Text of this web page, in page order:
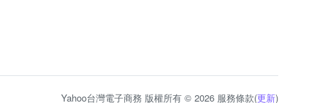
Yahoo台灣電子商務 版權所有 © 2026 服務條款(更新)